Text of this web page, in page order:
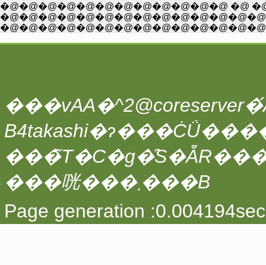
�@�@�@�@�@�@�@�@�@�@�@�@ �@
���咣���܂���B
Page generation